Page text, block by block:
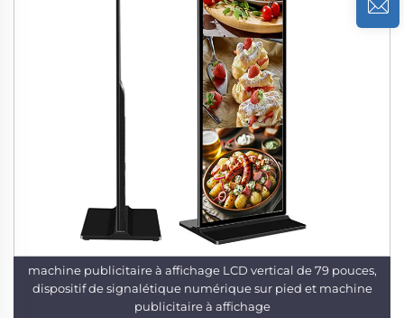
machine publicitaire à affichage LCD vertical de 79 pouces,
dispositif de signalétique numérique sur pied et machine
publicitaire à affichage